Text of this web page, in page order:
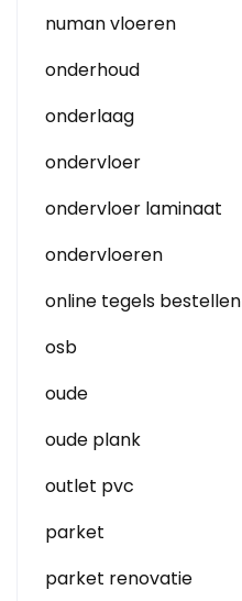
numan vloeren
onderhoud
onderlaag
ondervloer
ondervloer laminaat
ondervloeren
online tegels bestellen
osb
oude
oude plank
outlet pvc
parket
parket renovatie